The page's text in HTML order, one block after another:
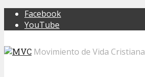
Facebook
YouTube
Movimiento de Vida Cristiana